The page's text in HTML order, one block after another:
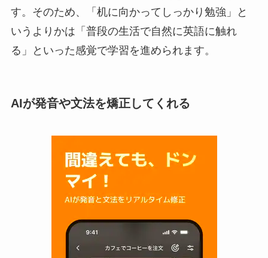
す。そのため、「机に向かってしっかり勉強」と
いうよりかは「普段の生活で自然に英語に触れ
る」といった感覚で学習を進められます。
AIが発音や文法を矯正してくれる